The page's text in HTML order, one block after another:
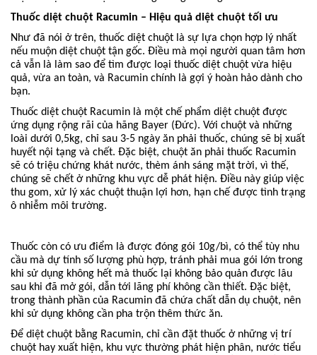
Thuốc diệt chuột Racumin – Hiệu quả diệt chuột tối ưu
Như đã nói ở trên, thuốc diệt chuột là sự lựa chọn hợp lý nhất
nếu muộn diệt chuột tận gốc. Điều mà mọi người quan tâm hơn
cả vẫn là làm sao để tìm được loại thuốc diệt chuột vừa hiệu
quả, vừa an toàn, và Racumin chính là gợi ý hoàn hảo dành cho
bạn.
Thuốc diệt chuột Racumin là một chế phẩm diệt chuột được
ứng dụng rộng rãi của hãng Bayer (Đức). Với chuột và những
loài dưới 0,5kg, chỉ sau 3-5 ngày ăn phải thuốc, chúng sẽ bị xuất
huyết nội tạng và chết. Đặc biệt, chuột ăn phải thuốc Racumin
sẽ có triệu chứng khát nước, thèm ánh sáng mặt trời, vì thế,
chúng sẽ chết ở những khu vực dễ phát hiện. Điều này giúp việc
thu gom, xử lý xác chuột thuận lợi hơn, hạn chế được tình trạng
ô nhiễm môi trường.
Thuốc còn có ưu điểm là được đóng gói 10g/bì, có thể tùy nhu
cầu mà dự tính số lượng phù hợp, tránh phải mua gói lớn trong
khi sử dụng không hết mà thuốc lại không bảo quản được lâu
sau khi đã mở gói, dẫn tới lãng phí không cần thiết. Đặc biệt,
trong thành phần của Racumin đã chứa chất dẫn dụ chuột, nên
khi sử dụng không cần pha trộn thêm thức ăn.
Để diệt chuột bằng Racumin, chỉ cần đặt thuốc ở những vị trí
chuột hay xuất hiện, khu vực thường phát hiện phân, nước tiểu